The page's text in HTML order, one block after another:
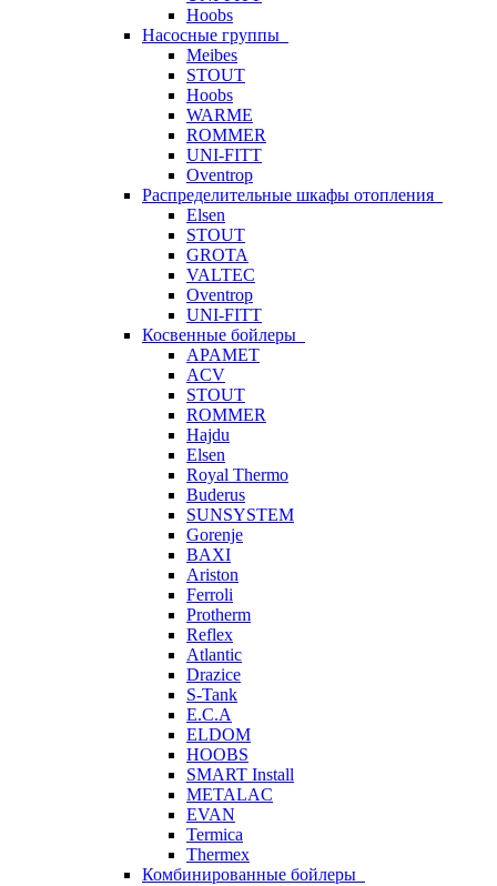
Hoobs
Насосные группы
Meibes
STOUT
Hoobs
WARME
ROMMER
UNI-FITT
Oventrop
Распределительные шкафы отопления
Elsen
STOUT
GROTA
VALTEC
Oventrop
UNI-FITT
Косвенные бойлеры
APAMET
ACV
STOUT
ROMMER
Hajdu
Elsen
Royal Thermo
Buderus
SUNSYSTEM
Gorenje
BAXI
Ariston
Ferroli
Protherm
Reflex
Atlantic
Drazice
S-Tank
E.C.A
ELDOM
HOOBS
SMART Install
METALAC
EVAN
Termica
Thermex
Комбинированные бойлеры